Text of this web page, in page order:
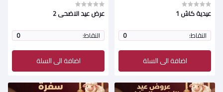
عيدية كاش 1
النقاط:
0
اضافة الى السلة
عرض عيد الاضحى 2
النقاط:
0
اضافة الى السلة